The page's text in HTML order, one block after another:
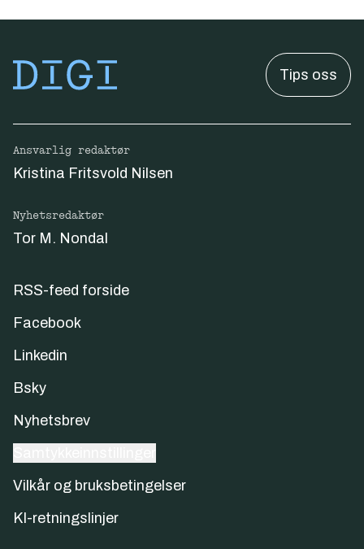
Tips oss
Ansvarlig redaktør
Kristina Fritsvold Nilsen
Nyhetsredaktør
Tor M. Nondal
RSS-feed forside
Facebook
Linkedin
Bsky
Nyhetsbrev
Vilkår og bruksbetingelser
KI-retningslinjer